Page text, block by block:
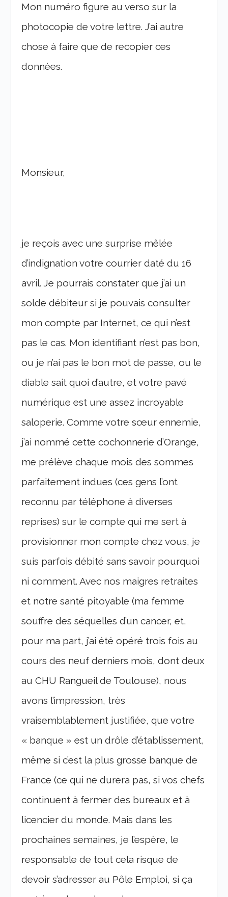
Mon numéro figure au verso sur la
photocopie de votre lettre. J’ai autre
chose à faire que de recopier ces
données.
Monsieur,
je reçois avec une surprise mêlée
d’indignation votre courrier daté du 16
avril. Je pourrais constater que j’ai un
solde débiteur si je pouvais consulter
mon compte par Internet, ce qui n’est
pas le cas. Mon identifiant n’est pas bon,
ou je n’ai pas le bon mot de passe, ou le
diable sait quoi d’autre, et votre pavé
numérique est une assez incroyable
saloperie. Comme votre sœur ennemie,
j’ai nommé cette cochonnerie d’Orange,
me prélève chaque mois des sommes
parfaitement indues (ces gens l’ont
reconnu par téléphone à diverses
reprises) sur le compte qui me sert à
provisionner mon compte chez vous, je
suis parfois débité sans savoir pourquoi
ni comment. Avec nos maigres retraites
et notre santé pitoyable (ma femme
souffre des séquelles d’un cancer, et,
pour ma part, j’ai été opéré trois fois au
cours des neuf derniers mois, dont deux
au CHU Rangueil de Toulouse), nous
avons l’impression, très
vraisemblablement justifiée, que votre
« banque » est un drôle d’établissement,
même si c’est la plus grosse banque de
France (ce qui ne durera pas, si vos chefs
continuent à fermer des bureaux et à
licencier du monde. Mais dans les
prochaines semaines, je l’espère, le
responsable de tout cela risque de
devoir s’adresser au Pôle Emploi, si ça